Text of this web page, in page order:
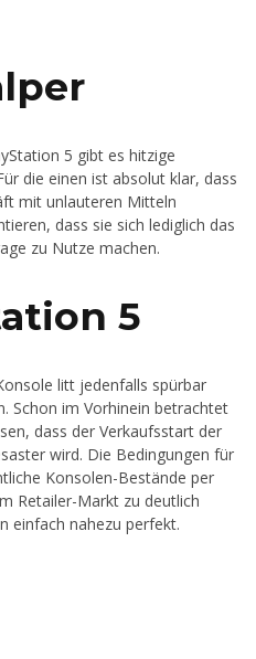
5 gibt es hitzige
die einen ist absolut klar, dass
mit unlauteren Mitteln
dass sie sich lediglich das
zu Nutze machen.
5
litt jedenfalls spürbar
Schon im Vorhinein betrachtet
dass der Verkaufsstart der
wird. Die Bedingungen für
Konsolen-Bestände per
Retailer-Markt zu deutlich
einfach nahezu perfekt.